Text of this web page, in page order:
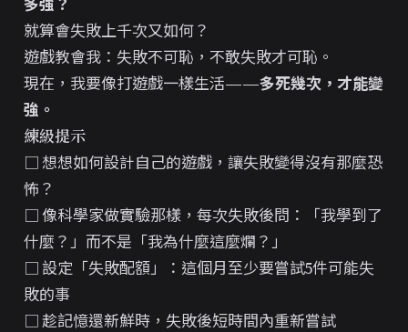
就算會失敗上千次又如何？
遊戲教會我：失敗不可恥，不敢失敗才可恥。
現在，我要像打遊戲一樣生活——多死幾次，才能變
強。
練級提示
□ 想想如何設計自己的遊戲，讓失敗變得沒有那麼恐
怖？
□ 像科學家做實驗那樣，每次失敗後問：「我學到了
什麼？」而不是「我為什麼這麼爛？」
□ 設定「失敗配額」：這個月至少要嘗試5件可能失
敗的事
□ 趁記憶還新鮮時，失敗後短時間內重新嘗試